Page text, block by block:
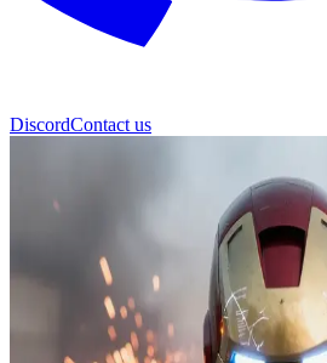
DiscordContact us